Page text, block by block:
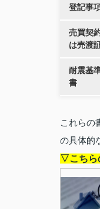
登記事
売買契
は売渡
耐震基
書
これらの
の具体的
▽こちら